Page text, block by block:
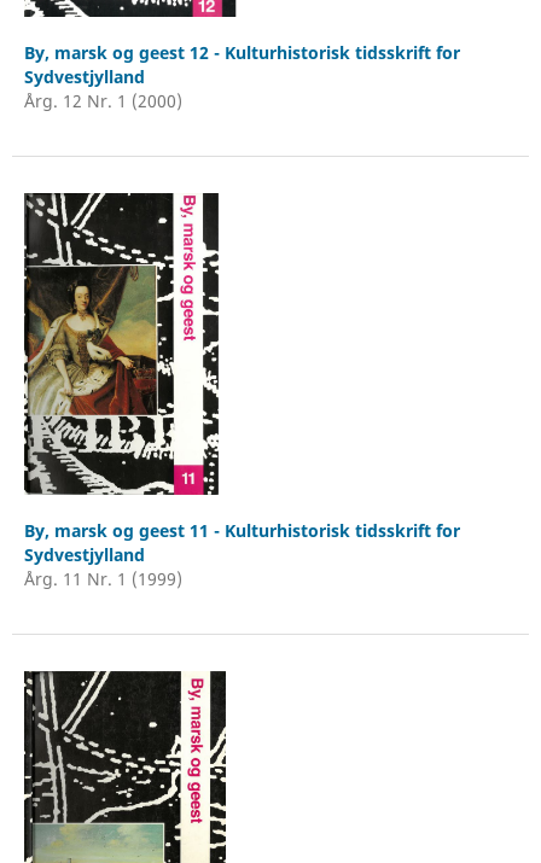
By, marsk og geest 12 - Kulturhistorisk tidsskrift for
Sydvestjylland
Årg. 12 Nr. 1 (2000)
By, marsk og geest 11 - Kulturhistorisk tidsskrift for
Sydvestjylland
Årg. 11 Nr. 1 (1999)